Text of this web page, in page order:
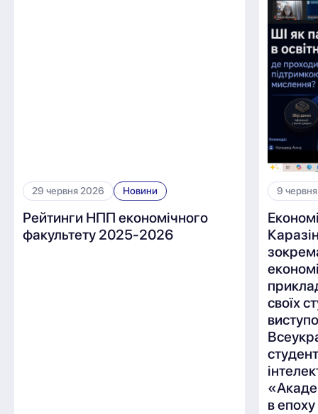
29 червня 2026 Новини
Рейтинги НПП економічного
факультету 2025-2026
9
своїх
в